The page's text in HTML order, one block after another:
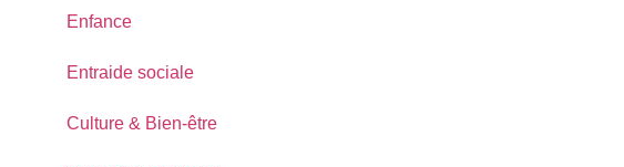
Enfance
Entraide sociale
Culture & Bien-être